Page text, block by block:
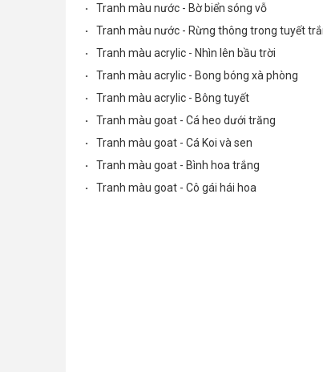
· Tranh màu nước - Bờ biển sóng vỗ
· Tranh màu nước - Rừng thông trong tuyết
· Tranh màu acrylic - Nhìn lên bầu trời
· Tranh màu acrylic - Bong bóng xà phòng
· Tranh màu acrylic - Bông tuyết
· Tranh màu goat - Cá heo dưới trăng
· Tranh màu goat - Cá Koi và sen
· Tranh màu goat - Bình hoa trắng
· Tranh màu goat - Cô gái hái hoa